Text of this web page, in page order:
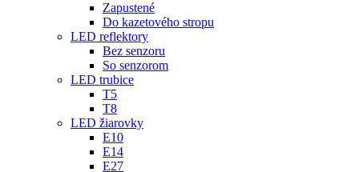
Zapustené
Do kazetového stropu
LED reflektory
Bez senzoru
So senzorom
LED trubice
T5
T8
LED žiarovky
E10
E14
E27